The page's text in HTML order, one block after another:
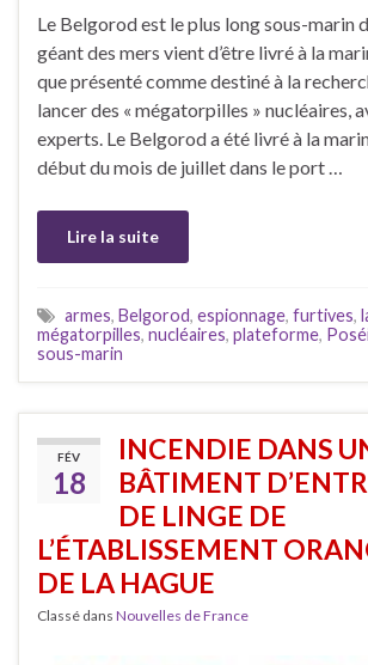
Le Belgorod est le plus long sous-marin
géant des mers vient d’être livré à la
que présenté comme destiné à la
lancer des « mégatorpilles » nucléaires,
experts. Le Belgorod a été livré à la
début du mois de juillet dans le port …
Lire la suite
armes, Belgorod, espionnage, furtives,
mégatorpilles, nucléaires, plateforme,
sous-marin
FÉV
18
INCENDIE DANS
BÂTIMENT
DE LINGE DE
L’ÉTABLISSEMENT
DE LA HAGUE
Classé dans Nouvelles de France